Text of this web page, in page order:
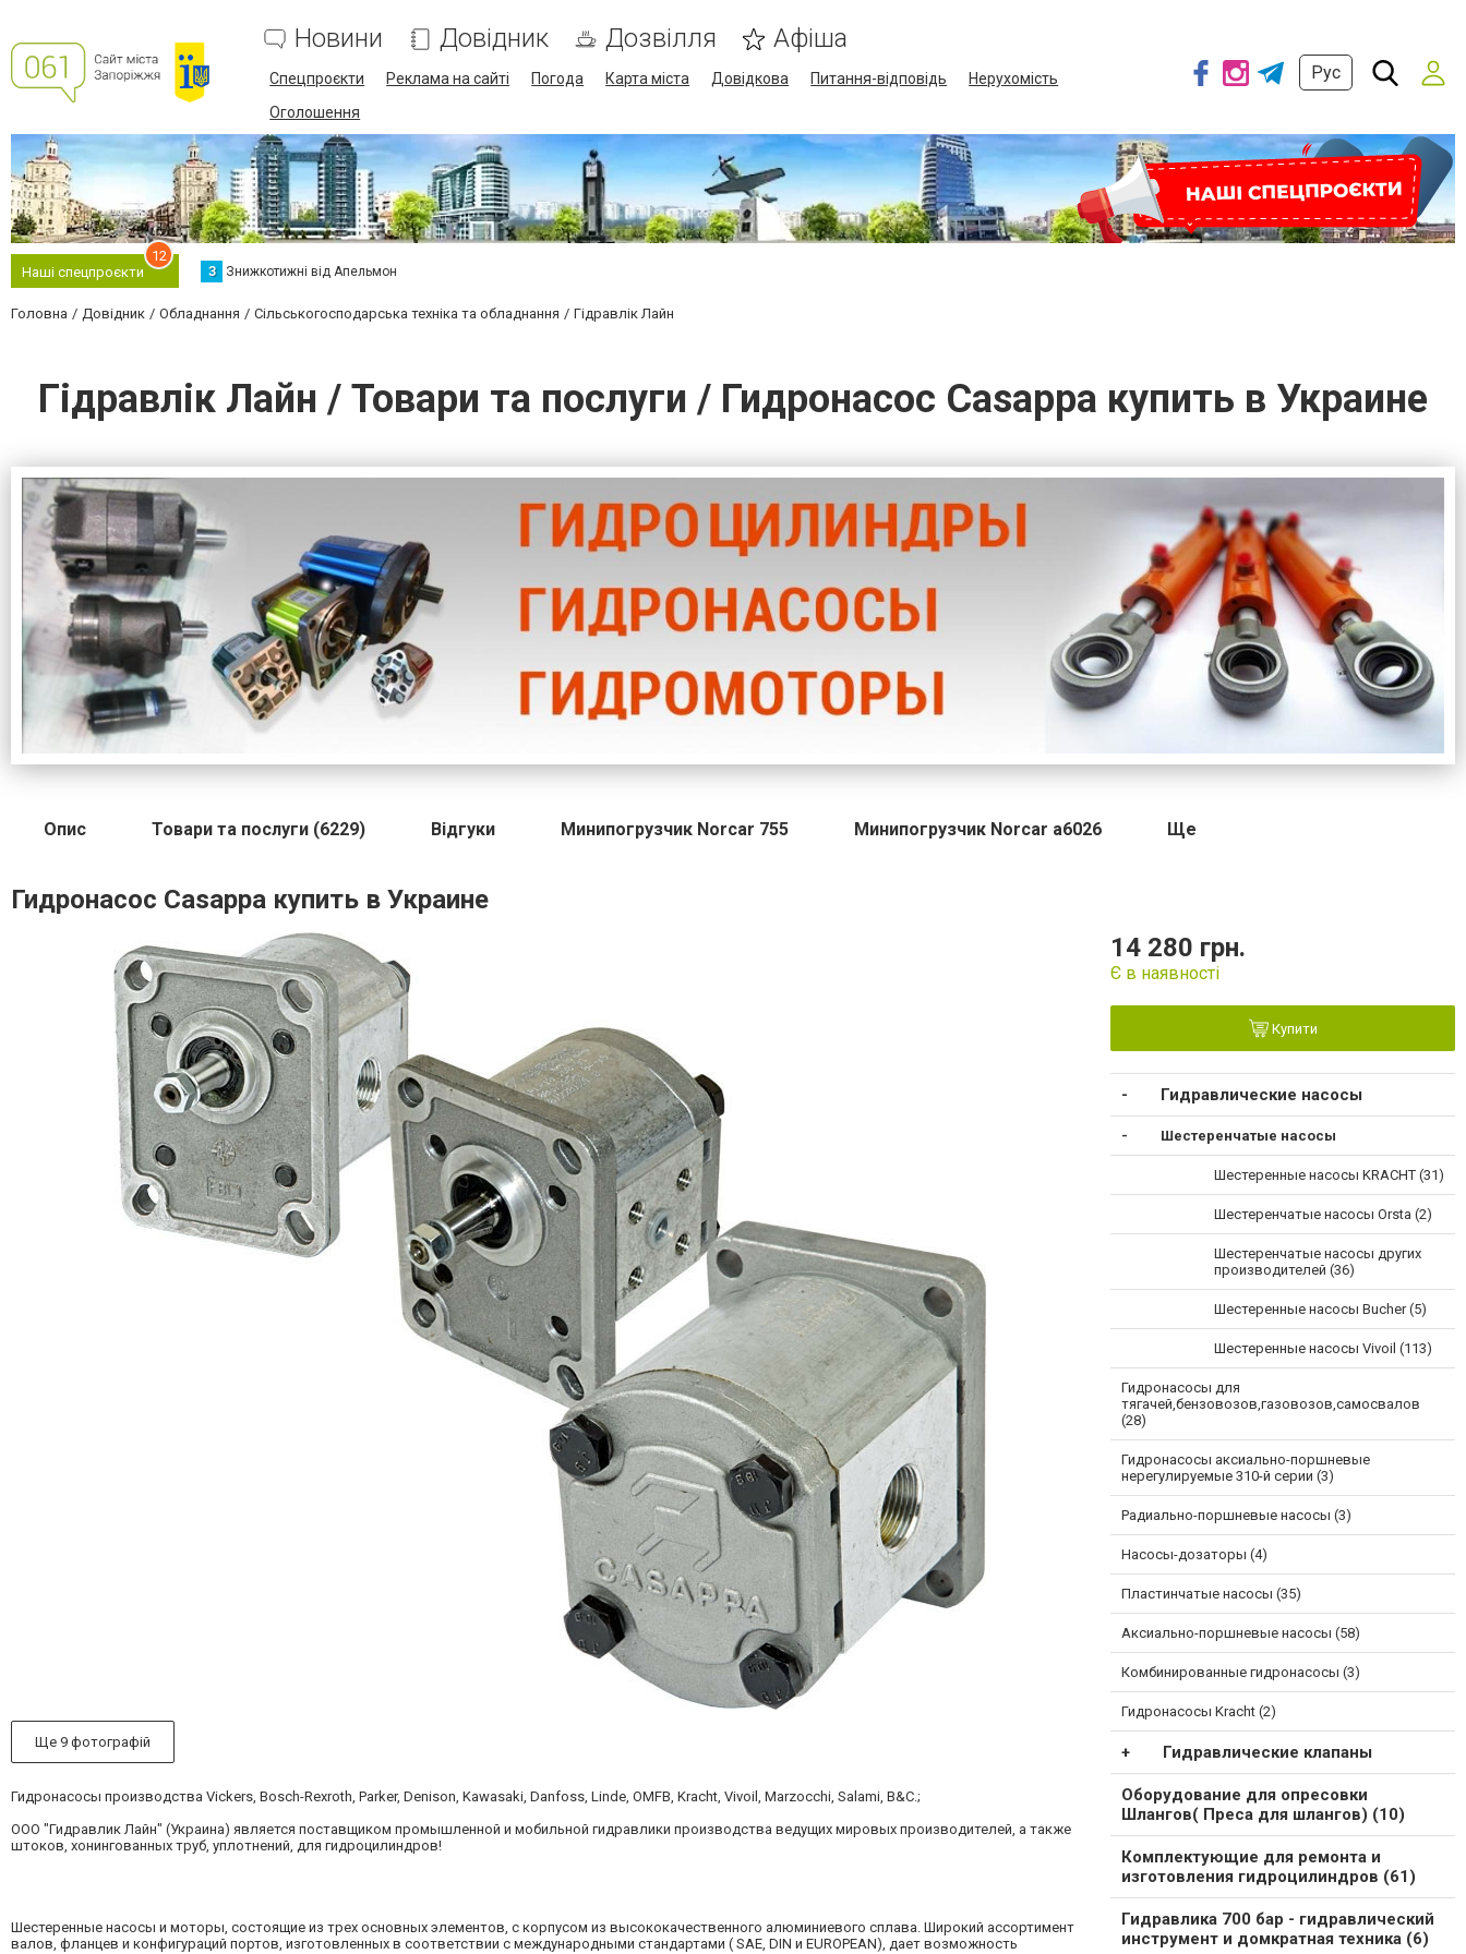
Новини Довідник Дозвілля Афіша
Спецпроєкти Реклама на сайті Погода Карта міста Довідкова Питання-відповідь
Нерухомість
Оголошення
Рус
Наші спецпроєкти
12
З Знижкотижні від Апельмон
Головна Довідник Обладнання Сільськогосподарська техніка та обладнання Гідравлік Лайн
Гідравлік Лайн / Товари та послуги / Гидронасос Сasappa купить в Украине
Опис Товари та послуги (6229) Відгуки Минипогрузчик Norcar 755 Минипогрузчик Norcar a6026 Ще
Гидронасос Сasappa купить в Украине
Ще 9 фотографій
Гидронасосы производства Vickers, Bosch-Rexroth, Parker, Denison, Kawasaki, Danfoss, Linde, OMFB, Kracht, Vivoil, Marzocchi, Salami, B&C.;
ООО "Гидравлик Лайн" (Украина) является поставщиком промышленной и мобильной гидравлики производства ведущих мировых производителей, а также
штоков, хонингованных труб, уплотнений, для гидроцилиндров!
Шестеренные насосы и моторы, состоящие из трех основных элементов, с корпусом из высококачественного алюминиевого сплава. Широкий ассортимент
валов, фланцев и конфигураций портов, изготовленных в соответствии с международными стандартами ( SAE, DIN и EUROPEAN), дает возможность
14 280 грн.
Є в наявності
Купити
Гидравлические насосы
Шестеренчатые насосы
Шестеренные насосы KRACHT (31)
Шестеренчатые насосы Orsta (2)
Шестеренчатые насосы других
производителей (36)
Шестеренные насосы Bucher (5)
Шестеренные насосы Vivoil (113)
Гидронасосы для
тягачей,бензовозов,газовозов,самосвалов
(28)
Гидронасосы аксиально-поршневые
нерегулируемые 310-й серии (3)
Радиально-поршневые насосы (3)
Насосы-дозаторы (4)
Пластинчатые насосы (35)
Аксиально-поршневые насосы (58)
Комбинированные гидронасосы (3)
Гидронасосы Kracht (2)
Гидравлические клапаны
Оборудование для опресовки
Шлангов( Преса для шлангов) (10)
Комплектующие для ремонта и
изготовления гидроцилиндров (61)
Гидравлика 700 бар - гидравлический
инструмент и домкратная техника (6)